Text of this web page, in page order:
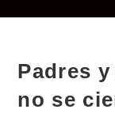
Padres
no se